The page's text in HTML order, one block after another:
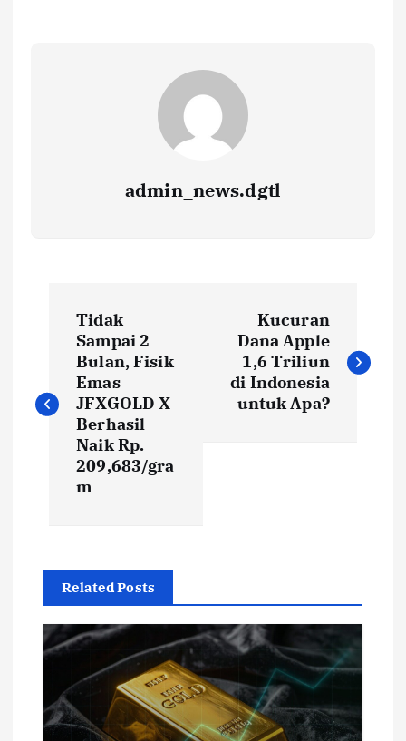
admin_news.dgtl
Tidak
Sampai 2
Bulan, Fisik
Emas
JFXGOLD X
Berhasil
Naik Rp.
209,683/gra
m
Kucuran
Dana Apple
1,6 Triliun
di Indonesia
untuk Apa?
Related Posts